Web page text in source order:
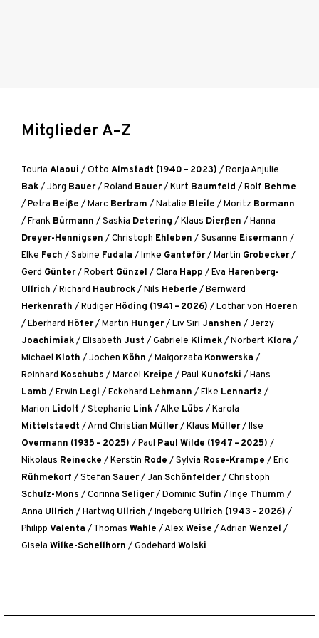
Mitglieder A–Z
Touria Alaoui /Otto Almstadt (1940 – 2023) /Ronja Anjulie
Bak/Jörg Bauer/Roland Bauer/Kurt Baumfeld /Rolf Behme
/Petra Beiße /Marc Bertram /Natalie Bleile /Moritz Bormann
/Frank Bürmann /Saskia Detering /Klaus Dierßen /Hanna
Dreyer-Hennigsen /Christoph Ehleben /Susanne Eisermann /
Elke Fech /Sabine Fudala /Imke Ganteför/Martin Grobecker/
Gerd Günter/Robert Günzel /Clara Happ /Eva Harenberg-
Ullrich /Richard Haubrock/Nils Heberle /Bernward
Herkenrath /Rüdiger Höding (1941 – 2026) /Lothar von Hoeren
/Eberhard Höfer/Martin Hunger/Liv Siri Janshen /Jerzy
Joachimiak/Elisabeth Just /Gabriele Klimek/Norbert Klora /
Michael Kloth /Jochen Köhn /Małgorzata Konwerska /
Reinhard Koschubs /Marcel Kreipe /Paul Kunofski /Hans
Lamb /Erwin Legl /Eckehard Lehmann /Elke Lennartz /
Marion Lidolt /Stephanie Link/Alke Lübs /Karola
Mittelstaedt /Arnd Christian Müller/Klaus Müller/Ilse
Overmann (1935 – 2025) /Paul Paul Wilde (1947 – 2025) /
Nikolaus Reinecke /Kerstin Rode /Sylvia Rose-Krampe /Eric
Rühmekorf /Stefan Sauer/Jan Schönfelder/Christoph
Schulz-Mons /Corinna Seliger/Dominic Sufin /Inge Thumm /
Anna Ullrich /Hartwig Ullrich /Ingeborg Ullrich (1943 – 2026) /
Philipp Valenta /Thomas Wahle /Alex Weise /Adrian Wenzel /
Gisela Wilke-Schellhorn /Godehard Wolski